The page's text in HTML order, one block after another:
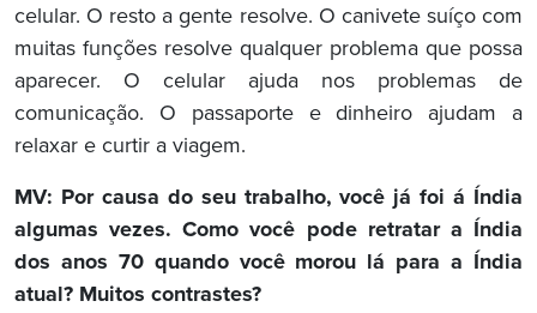
celular. O resto a gente resolve. O canivete suíço com
muitas funções resolve qualquer problema que possa
aparecer. O celular ajuda nos problemas de
comunicação. O passaporte e dinheiro ajudam a
relaxar e curtir a viagem.
MV: Por causa do seu trabalho, você já foi á Índia
algumas vezes. Como você pode retratar a Índia
dos anos 70 quando você morou lá para a Índia
atual? Muitos contrastes?